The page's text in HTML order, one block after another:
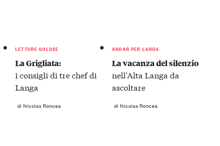
LETTURE GOLOSE
La Grigliata:
i consigli di tre chef di
Langa
di Nicolas Roncea
ANDAR PER LANGA
La vacanza del silenzio
nell'Alta Langa da
ascoltare
di Nicolas Roncea